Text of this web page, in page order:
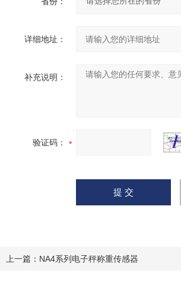
详细地址：
补充说明：
验证码：
上一篇： NA4系列电子秤称重传感器